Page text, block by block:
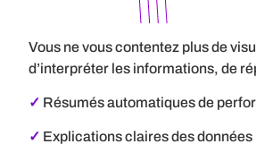
Vous ne vous contentez plus de
d’interpréter les informations, de
✓ Résumés automatiques de
✓ Explications claires des données